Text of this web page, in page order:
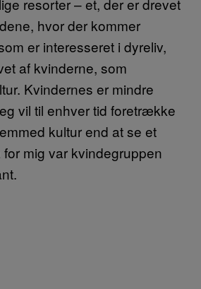
hvor der kommer
er interesseret i dyreliv,
af kvinderne, som
Kvindernes er mindre
vil til enhver tid foretrække
kultur end at se et
mig var kvindegruppen